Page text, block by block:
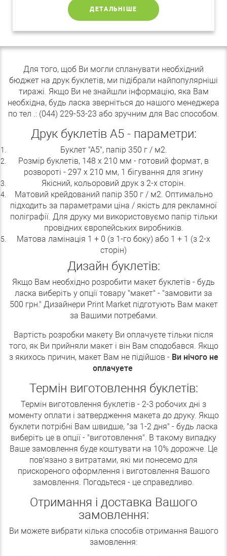
ДЕТАЛЬНІШЕ
Для того, щоб Ви могли спланувати необхідний
бюджет на друк буклетів, ми підібрали найпопулярніші
тиражі. Якщо Ви не знайшли інформацію, яка Вам
необхідна, будь ласка зверніться до нашого менеджера
по тел .: (044) 229-53-23 або зручним для Вас способом.
Друк буклетів А5 - параметри:
Буклет "А5", папір 350 г / м2.
Розмір буклетів, 148 х 210 мм - готовий формат, в
розвороті - 297 х 210 мм, 1 бігування для згину
Якісний, кольоровий друк з 2-х сторін.
Матовий крейдований папір 350 г / м2. Оптимально
підходить за параметрами ціна / якість для рекламної
поліграфії. Для друку ми використовуємо папір тільки
провідних європейських виробників.
Матова ламінація 1 + 0 (з 1-го боку) або 1 + 1 (з 2-х
сторін)
Дизайн буклетів:
Якщо Вам необхідно розробити макет буклетів - будь
ласка виберіть у опції товару "макет" - "замовити за
500 грн." Дизайнери Print Market підготують Вам макет
за Вашими потребами.
Вартість розробки макету Ви оплачуєте тільки після
того, як Ви прийняли макет і він Вам сподобався. Якщо
з якихось причин, макет Вам не підійшов - Ви нічого не
оплачуете
Термін виготовлення буклетів:
Термін виготовлення буклетів - 2-3 робочих дні з
моменту оплати і затвердження макета до друку. Якщо
буклети потрібні Вам швидше, "за 1-2 дня" - будь ласка
виберіть це в опції - "виготовлення". В такому випадку
Ваше замовлення буде коштувати на 10% дорожче. Це
пов'язано з витратами, які ми понесемо для
прискореного оформлення і виготовлення Вашого
замовлення. Погодьтеся - це справедливо.
Отримання і доставка Вашого
замовлення:
Ви можете вибрати кілька способів отримання Вашого
замовлення: